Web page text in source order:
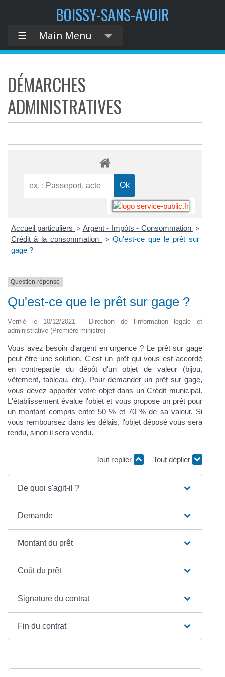
BOISSY-SANS-AVOIR
☰ Main Menu
DÉMARCHES
ADMINISTRATIVES
Accueil particuliers > Argent - Impôts - Consommation >
Crédit à la consommation > Qu'est-ce que le prêt sur
gage ?
Question-réponse
Qu'est-ce que le prêt sur gage ?
Vérifié le 10/12/2021 - Direction de l'information légale et
administrative (Première ministre)
Vous avez besoin d'argent en urgence ? Le prêt sur gage
peut être une solution. C'est un prêt qui vous est accordé
en contrepartie du dépôt d'un objet de valeur (bijou,
vêtement, tableau, etc). Pour demander un prêt sur gage,
vous devez apporter votre objet dans un Crédit municipal.
L'établissement évalue l'objet et vous propose un prêt pour
un montant compris entre 50 % et 70 % de sa valeur. Si
vous remboursez dans les délais, l'objet déposé vous sera
rendu, sinon il sera vendu.
Tout replier Tout déplier
De quoi s'agit-il ?
Demande
Montant du prêt
Coût du prêt
Signature du contrat
Fin du contrat